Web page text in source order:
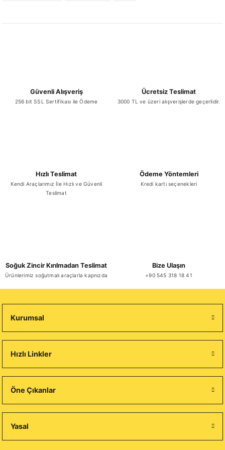
Güvenli Alışveriş
256 bit SSL Sertifikası ile Ödeme
Ücretsiz Teslimat
3000 TL ve üzeri alışverişlerde geçerlidir.
Hızlı Teslimat
Kendi Araçlarımız İle Hızlı ve Güvenli
Teslimat
Ödeme Yöntemleri
Kredi kartı seçenekleri
Soğuk Zincir Kırılmadan Teslimat
Ürünlerimiz soğutmalı araçlarla kapnızda
Bize Ulaşın
+90 545 318 18 41
Kurumsal
Hızlı Linkler
Öne Çıkanlar
Yasal